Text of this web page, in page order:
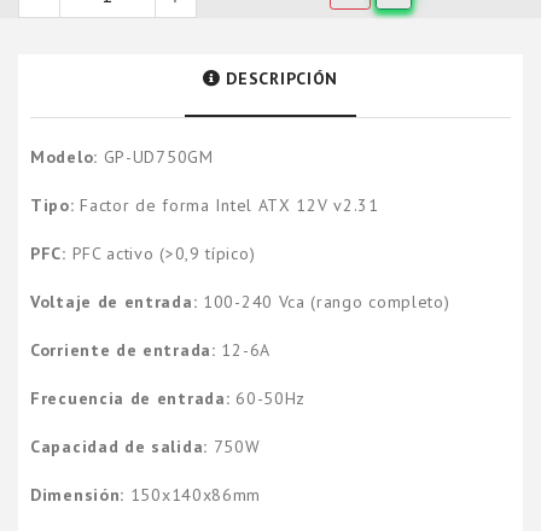
DESCRIPCIÓN
Modelo: GP-UD750GM
Tipo:Factor de forma Intel ATX 12V v2.31
PFC: PFC activo (>0,9 típico)
Voltaje de entrada: 100-240 Vca (rango completo)
Corriente de entrada: 12-6A
Frecuencia de entrada: 60-50Hz
Capacidad de salida: 750W
Dimensión: 150x140x86mm